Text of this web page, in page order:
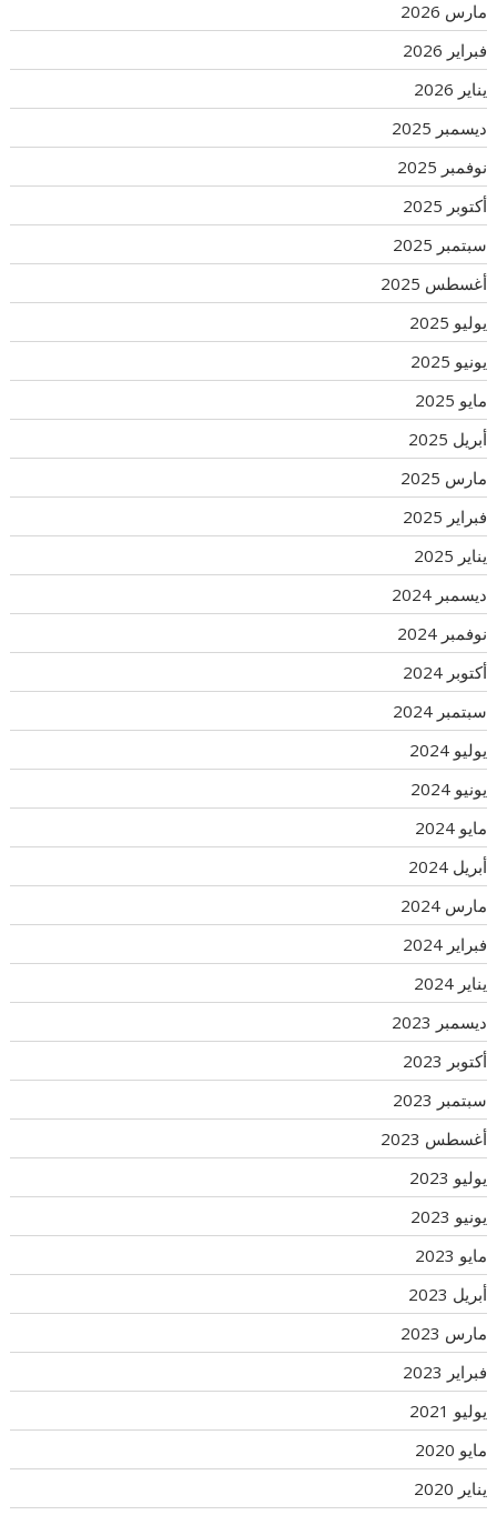
مارس 2026
فبراير 2026
يناير 2026
ديسمبر 2025
نوفمبر 2025
أكتوبر 2025
سبتمبر 2025
أغسطس 2025
يوليو 2025
يونيو 2025
مايو 2025
أبريل 2025
مارس 2025
فبراير 2025
يناير 2025
ديسمبر 2024
نوفمبر 2024
أكتوبر 2024
سبتمبر 2024
يوليو 2024
يونيو 2024
مايو 2024
أبريل 2024
مارس 2024
فبراير 2024
يناير 2024
ديسمبر 2023
أكتوبر 2023
سبتمبر 2023
أغسطس 2023
يوليو 2023
يونيو 2023
مايو 2023
أبريل 2023
مارس 2023
فبراير 2023
يوليو 2021
مايو 2020
يناير 2020